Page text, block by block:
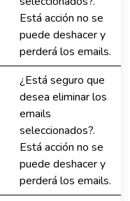
Está acción no se
puede deshacer y
perderá los emails.
¿Está seguro que
desea eliminar los
emails
seleccionados?.
Está acción no se
puede deshacer y
perderá los emails.